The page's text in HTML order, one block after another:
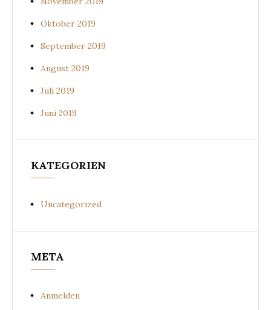
Oktober 2019
September 2019
August 2019
Juli 2019
Juni 2019
KATEGORIEN
Uncategorized
META
Anmelden